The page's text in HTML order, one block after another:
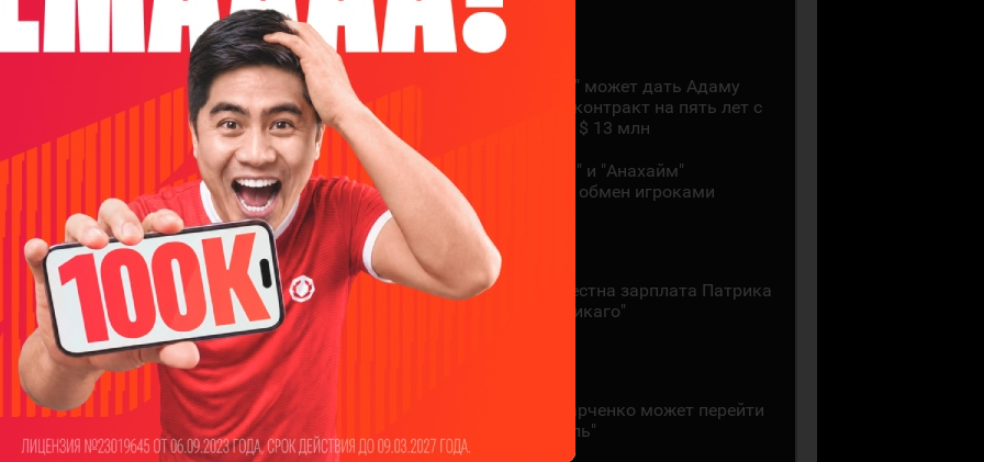
28 ИЮЛЯ
"Коламбус" может дать Адаму
Фантилли контракт на пять лет с
зарплатой $ 13 млн
"Монреаль" и "Анахайм"
произвели обмен игроками
27 ИЮЛЯ
Стала известна зарплата Патрика
Кейна в "Чикаго"
Кирилл Марченко может перейти
в "Монреаль"